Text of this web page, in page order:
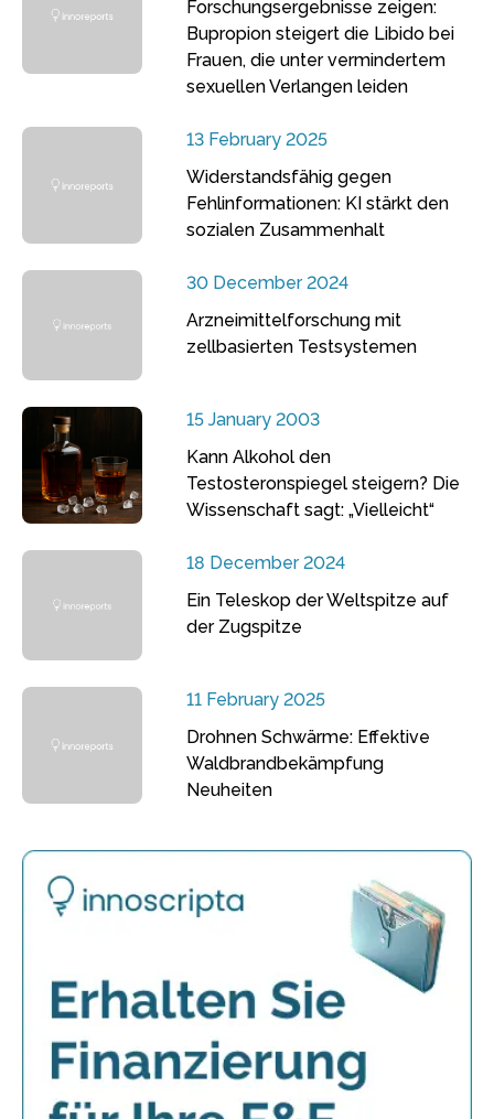
Forschungsergebnisse zeigen:
Bupropion steigert die Libido bei
Frauen, die unter vermindertem
sexuellen Verlangen leiden
13 February 2025
Widerstandsfähig gegen
Fehlinformationen: KI stärkt den
sozialen Zusammenhalt
30 December 2024
Arzneimittelforschung mit
zellbasierten Testsystemen
15 January 2003
Kann Alkohol den
Testosteronspiegel steigern? Die
Wissenschaft sagt: „Vielleicht“
18 December 2024
Ein Teleskop der Weltspitze auf
der Zugspitze
11 February 2025
Drohnen Schwärme: Effektive
Waldbrandbekämpfung
Neuheiten